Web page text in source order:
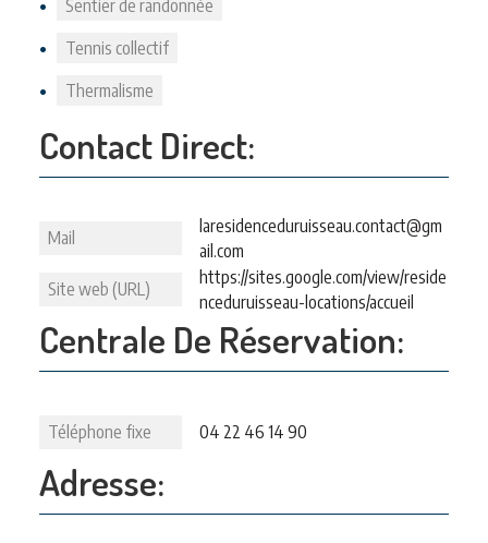
Sentier de randonnée
Tennis collectif
Thermalisme
Contact Direct:
Mail
laresidenceduruisseau.contact@gm
ail.com
Site web (URL)
https://sites.google.com/view/reside
nceduruisseau-locations/accueil
Centrale De Réservation:
Téléphone fixe 04 22 46 14 90
Adresse: